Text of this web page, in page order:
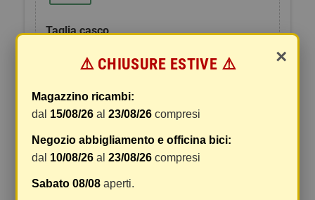
Taglia casco
M L
80,10 €Tasse incluse
89,00 € -10%
remove add
shopping_cart AGGIUNGI AL
×
⚠️ CHIUSURE ESTIVE ⚠️
Magazzino ricambi:
dal 15/08/26 al23/08/26 compresi
Negozio abbigliamento e officina bici:
dal 10/08/26 al23/08/26 compresi
Sabato 08/08 aperti.